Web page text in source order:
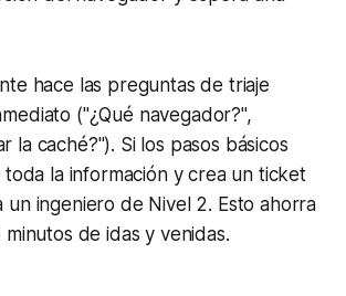
hace las preguntas de triaje
("¿Qué navegador?",
la caché?"). Si los pasos básicos
toda la información y crea un ticket
un ingeniero de Nivel 2. Esto ahorra
minutos de idas y venidas.